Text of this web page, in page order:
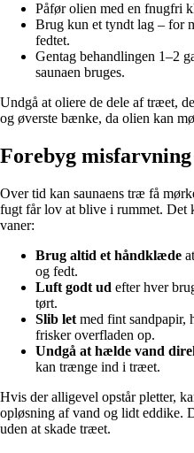
Påfør olien med en fnugfri
Brug kun et tyndt lag – for
fedtet.
Gentag behandlingen 1–2
saunaen bruges.
Undgå at oliere de dele af træet,
og øverste bænke, da olien kan
Forebyg
Over tid kan saunaens træ få
fugt får lov at blive i rummet. Det
vaner:
Brug altid et håndklæde
og fedt.
Luft godt ud efter hver
tørt.
Slib let med fint sandpapir,
frisker overfladen op.
Undgå at hælde vand
kan trænge ind i træet.
Hvis der alligevel opstår pletter,
opløsning af vand og lidt eddike.
uden at skade træet.